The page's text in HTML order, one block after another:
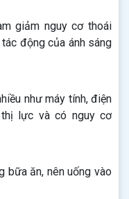
giảm nguy cơ thoái
động của ánh sáng
như máy tính, điện
lực và có nguy cơ
bữa ăn, nên uống vào